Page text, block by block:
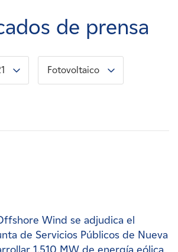
de prensa
Fotovoltaico
Wind se adjudica el
de Servicios Públicos de Nueva